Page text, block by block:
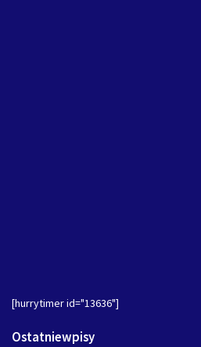
[hurrytimer id="13636"]
Ostatniewpisy